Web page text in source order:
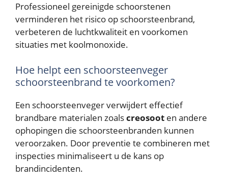
Professioneel gereinigde schoorstenen
verminderen het risico op schoorsteenbrand,
verbeteren de luchtkwaliteit en voorkomen
situaties met koolmonoxide.
Hoe helpt een schoorsteenveger
schoorsteenbrand te voorkomen?
Een schoorsteenveger verwijdert effectief
brandbare materialen zoalscreosoot en andere
ophopingen die schoorsteenbranden kunnen
veroorzaken. Door preventie te combineren met
inspecties minimaliseert u de kans op
brandincidenten.